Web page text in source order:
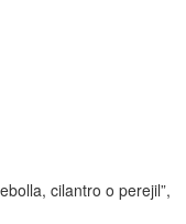
cilantro o perejil”,